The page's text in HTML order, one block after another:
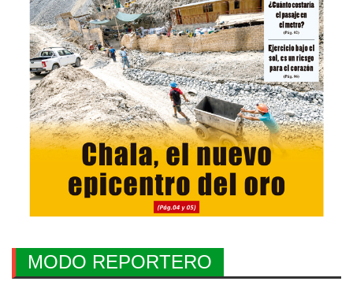
MODO REPORTERO